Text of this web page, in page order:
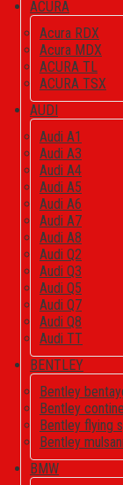
ACURA
Acura RDX
Acura MDX
ACURA TL
ACURA TSX
AUDI
Audi A1
Audi A3
Audi A4
Audi A5
Audi A6
Audi A7
Audi A8
Audi Q2
Audi Q3
Audi Q5
Audi Q7
Audi Q8
Audi TT
BENTLEY
Bentley
Bentley
Bentley flying
Bentley
BMW